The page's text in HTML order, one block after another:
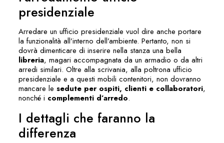
presidenziale
Arredare un ufficio presidenziale vuol dire anche portare
la funzionalità all’interno dell’ambiente. Pertanto, non si
dovrà dimenticare di inserire nella stanza una bella
libreria, magari accompagnata da un armadio o da altri
arredi similari. Oltre alla scrivania, alla poltrona ufficio
presidenziale e a questi mobili contenitori, non dovranno
mancare le sedute per ospiti, clienti e collaboratori,
nonché i complementi d’arredo.
I dettagli che faranno la
differenza